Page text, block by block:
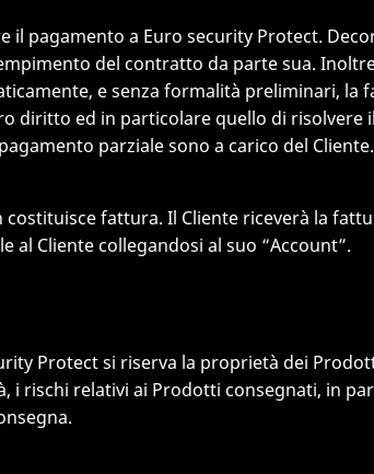
pagamento a Euro security Protect.
del contratto da parte sua.
e senza formalità preliminari,
diritto ed in particolare quello di
parziale sono a carico del Cliente.
fattura. Il Cliente riceverà la
al Cliente collegandosi al suo “Account”.
Protect si riserva la proprietà dei
i rischi relativi ai Prodotti consegnati, in